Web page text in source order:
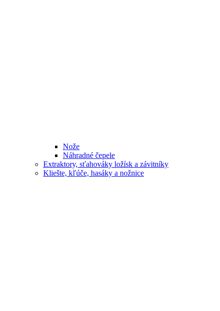
Nože
Náhradné čepele
Extraktory, sťahováky ložísk a závitníky
Kliešte, kľúče, hasáky a nožnice